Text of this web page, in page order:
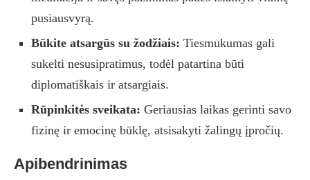
pusiausvyrą.
Būkite atsargūs su žodžiais: Tiesmukumas gali
sukelti nesusipratimus, todėl patartina būti
diplomatiškais ir atsargiais.
Rūpinkitės sveikata: Geriausias laikas gerinti savo
fizinę ir emocinę būklę, atsisakyti žalingų įpročių.
Apibendrinimas